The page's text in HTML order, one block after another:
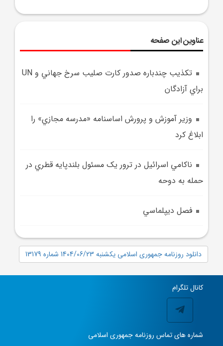
عناوین این صفحه
تکذيب چندباره صدور کارت صليب سرخ جهاني و UN
براي آزادگان
وزير آموزش و پرورش اساسنامه «مدرسه مجازي» را
ابلاغ کرد
ناکامي اسرائيل در ترور يک مسئول بلندپايه قطري در
حمله به دوحه
فصل ديپلماسي
دانلود روزنامه جمهوری اسلامی یکشنبه 1404/06/23 شماره 13179
کانال تلگرام
شماره های تماس روزنامه جمهوری اسلامی